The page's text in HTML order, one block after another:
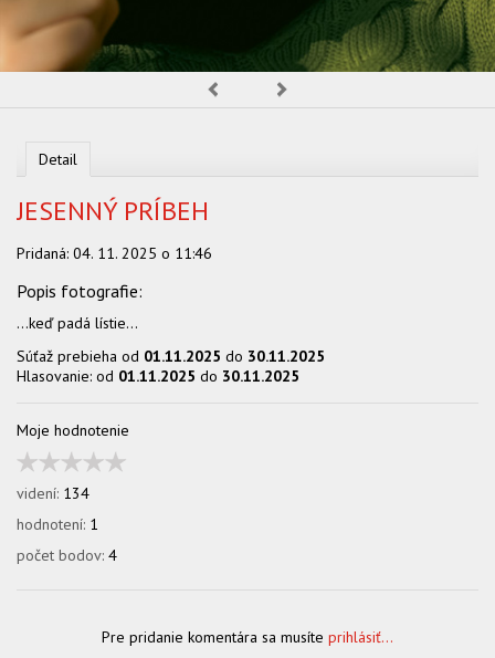
Detail
JESENNÝ PRÍBEH
Pridaná: 04. 11. 2025 o 11:46
...keď padá lístie...
Súťaž prebieha od 01.11.2025 do 30.11.2025
Hlasovanie: od 01.11.2025 do 30.11.2025
Moje hodnotenie
videní: 134
hodnotení: 1
počet bodov: 4
Pre pridanie komentára sa musíte prihlásiť...